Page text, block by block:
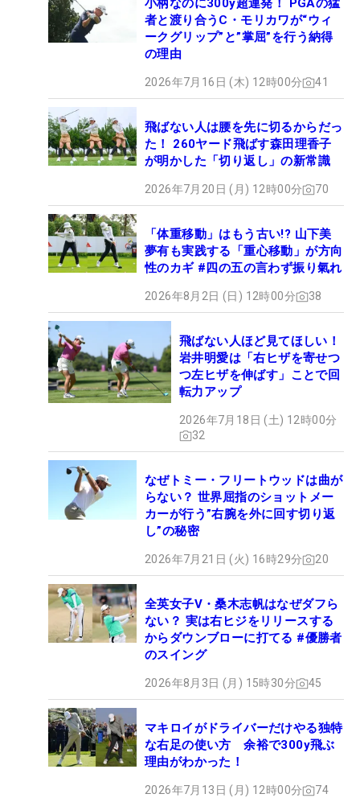
小柄なのに300y超連発！ PGAの猛
者と渡り合うC・モリカワが“ウィ
ークグリップ”と”掌屈”を行う納得
の理由
2026年7月16日 (木) 12時00分 41
飛ばない人は腰を先に切るからだっ
た！ 260ヤード飛ばす森田理香子
が明かした「切り返し」の新常識
2026年7月20日 (月) 12時00分 70
「体重移動」はもう古い!? 山下美
夢有も実践する「重心移動」が方向
性のカギ #四の五の言わず振り氣れ
2026年8月2日 (日) 12時00分 38
飛ばない人ほど見てほしい！
岩井明愛は「右ヒザを寄せつ
つ左ヒザを伸ばす」ことで回
転力アップ
2026年7月18日 (土) 12時00分
32
なぜトミー・フリートウッドは曲が
らない？ 世界屈指のショットメー
カーが行う”右腕を外に回す切り返
し”の秘密
2026年7月21日 (火) 16時29分 20
全英女子V・桑木志帆はなぜダフら
ない？ 実は右ヒジをリリースする
からダウンブローに打てる #優勝者
のスイング
2026年8月3日 (月) 15時30分 45
マキロイがドライバーだけやる独特
な右足の使い方 余裕で300y飛ぶ
理由がわかった！
2026年7月13日 (月) 12時00分 74